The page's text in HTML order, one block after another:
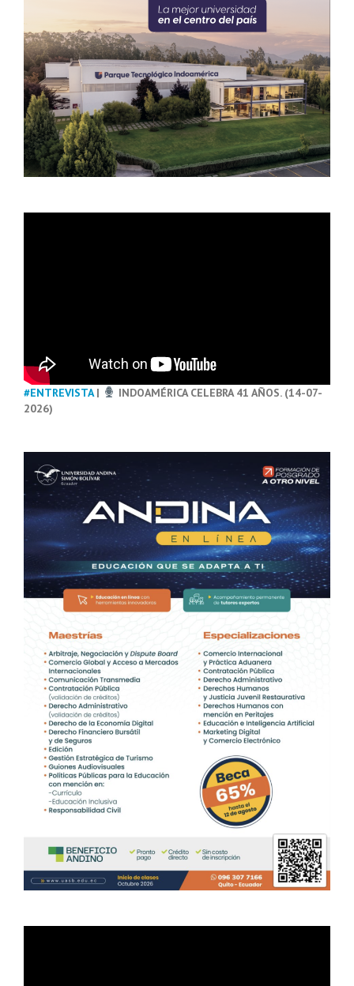
#ENTREVISTA|
INDOAMÉRICA CELEBRA 41 AÑOS. (14-07-
2026)